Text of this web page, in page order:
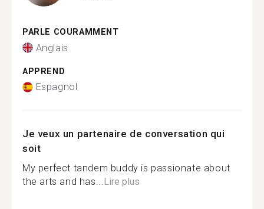
PARLE COURAMMENT
Anglais
APPREND
Espagnol
Je veux un partenaire de conversation qui
soit
My perfect tandem buddy is passionate about
the arts and has...Lire plus